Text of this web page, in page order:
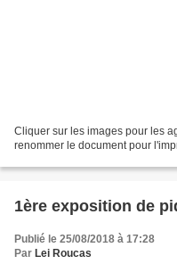
Cliquer sur les images pour les
renommer le document pour
1ère exposition de
Publié le 25/08/2018 à 17:28
Par Lei Roucas